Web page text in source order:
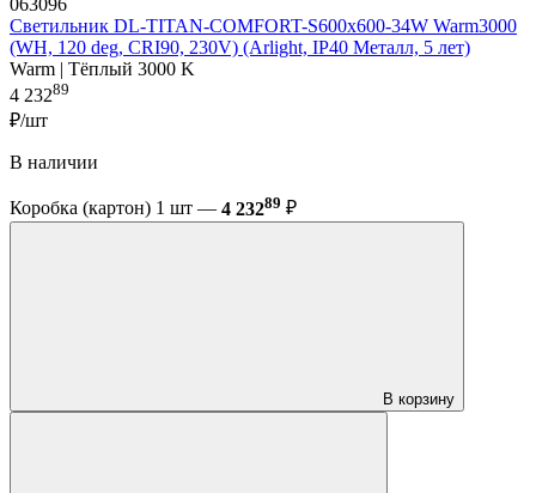
063096
Светильник DL-TITAN-COMFORT-S600x600-34W Warm3000
(WH, 120 deg, CRI90, 230V) (Arlight, IP40 Металл, 5 лет)
Warm | Тёплый 3000 K
4 23289
₽/шт
В наличии
Коробка (картон) 1 шт — 4 23289 ₽
В корзину